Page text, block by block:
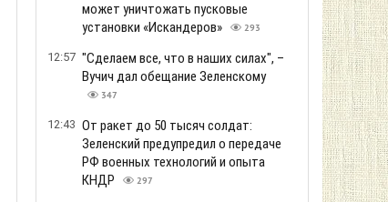
может уничтожать пусковые
установки «Искандеров»
293
12:57 "Сделаем все, что в наших силах", –
Вучич дал обещание Зеленскому
347
12:43 От ракет до 50 тысяч солдат:
Зеленский предупредил о передаче
РФ военных технологий и опыта
КНДР
297